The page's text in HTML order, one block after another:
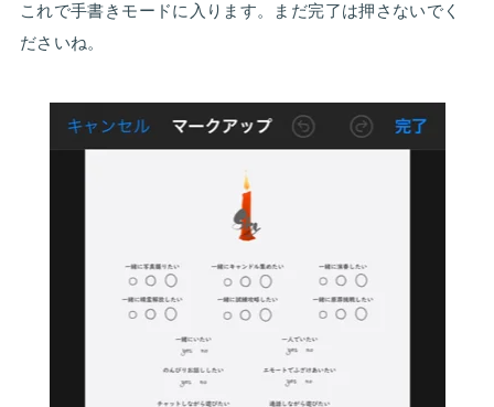
これで手書きモードに入ります。まだ完了は押さないでく
ださいね。